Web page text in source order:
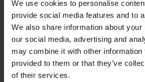
We use cookies to personalise
provide social media features and to
We also share information about
our social media, advertising and
may combine it with other information
provided to them or that they’ve
of their services.
Niet gevonden wat je
Heeft u niet gevonden wat u
dan gerust contact met ons op